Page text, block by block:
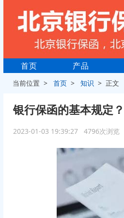
首页 产品
当前位置 >首页 >知识 > 正文
银行保函的基本规定？
2023-01-03 19:39:27 4796次浏览